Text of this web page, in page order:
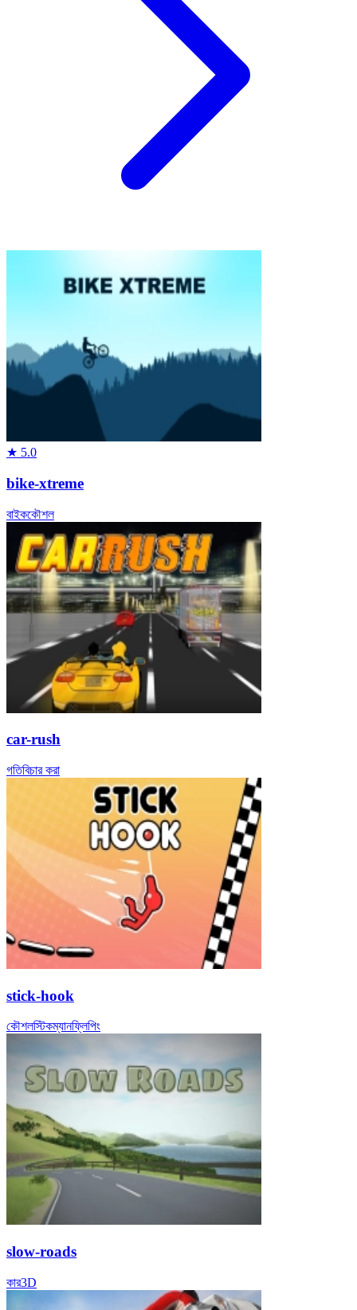
★ 5.0
bike-xtreme
বাইককৌশল
car-rush
গতিবিচার করা
stick-hook
কৌশলস্টিকম্যানফ্লিপিং
slow-roads
কার3D